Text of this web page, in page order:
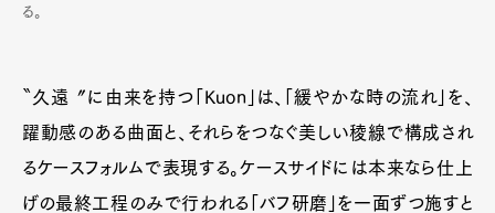
る。
〝久遠〞に由来を持つ「Kuon」は、「緩やかな時の流れ」を、
躍動感のある曲面と、それらをつなぐ美しい稜線で構成され
るケースフォルムで表現する。ケースサイドには本来なら仕上
げの最終工程のみで行われる「バフ研磨」を一面ずつ施すと